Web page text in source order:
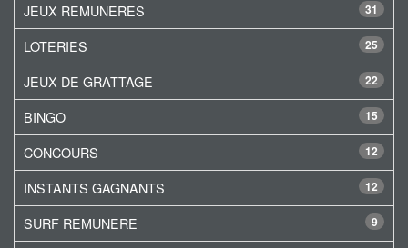
31
JEUX REMUNERES
25
LOTERIES
22
JEUX DE GRATTAGE
15
BINGO
12
CONCOURS
12
INSTANTS GAGNANTS
9
SURF REMUNERE